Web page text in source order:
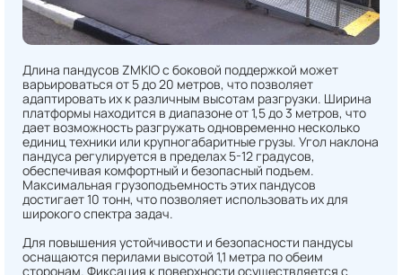
Длина пандусов ZMKIO с боковой поддержкой может
варьироваться от 5 до 20 метров, что позволяет
адаптировать их к различным высотам разгрузки. Ширина
платформы находится в диапазоне от 1,5 до 3 метров, что
дает возможность разгружать одновременно несколько
единиц техники или крупногабаритные грузы. Угол наклона
пандуса регулируется в пределах 5-12 градусов,
обеспечивая комфортный и безопасный подъем.
Максимальная грузоподъемность этих пандусов
достигает 10 тонн, что позволяет использовать их для
широкого спектра задач.
Для повышения устойчивости и безопасности пандусы
оснащаются перилами высотой 1,1 метра по обеим
сторонам. Фиксация к поверхности осуществляется с